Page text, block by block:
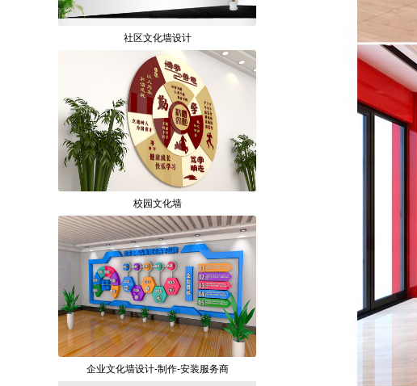
社区文化墙设计
校园文化墙
企业文化墙设计-制作-安装服务商